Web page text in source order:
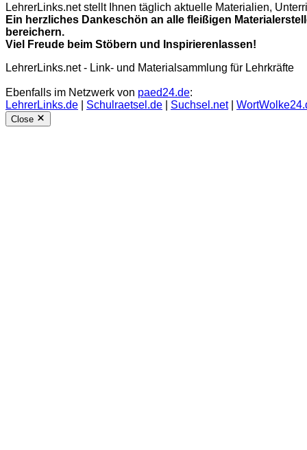
LehrerLinks.net stellt Ihnen täglich aktuelle Materialien,
Ein herzliches Dankeschön an alle fleißigen
bereichern.
Viel Freude beim Stöbern und Inspirierenlassen!
LehrerLinks.net - Link- und Materialsammlung für Lehrkräfte
Ebenfalls im Netzwerk von paed24.de:
LehrerLinks.de
Schulraetsel.de Suchsel.net|
Close